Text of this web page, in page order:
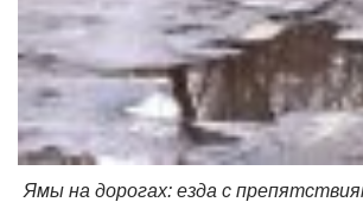
Ямы на дорогах: езда с